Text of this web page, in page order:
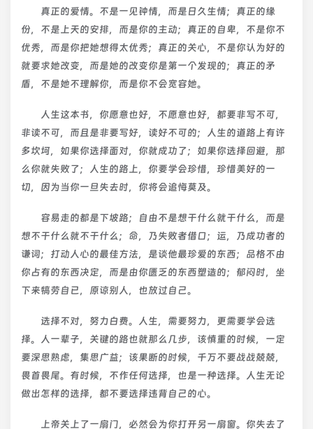
真正的爱情。不是一见钟情，而是日久生情；真正的缘
份，不是上天的安排，而是你的主动；真正的自卑，不是你不
优秀，而是你把她想得太优秀；真正的关心，不是你认为好的
就要求她改变，而是她的改变你是第一个发现的；真正的矛
盾，不是她不理解你，而是你不会宽容她。
人生这本书，你愿意也好，不愿意也好，都要非写不可，
非读不可，而且是非要写好，读好不可的；人生的道路上有许
多坎坷，如果你选择面对，你就成功了；如果你选择回避，那
么你就失败了；人生的路上，你要学会珍惜，珍惜美好的一
切，因为当你一旦失去时，你将会追悔莫及。
容易走的都是下坡路；自由不是想干什么就干什么，而是
想不干什么就不干什么；命，乃失败者借口；运，乃成功者的
谦词；打动人心的最佳方法，是谈他最珍爱的东西；品格不由
你占有的东西决定，而是由你匮乏的东西塑造的；郁闷时，坐
下来犒劳自已，原谅别人，也放过自己。
选择不对，努力白费。人生，需要努力，更需要学会选
择。人一辈子，关键的路也就那么几步，该慎重的时候，一定
要深思熟虑，集思广益；该果断的时候，千万不要战战兢兢，
畏首畏尾。有时候，不作任何选择，也是一种选择。人生无论
做出怎样的选择，都不要选择违背自己的心。
上帝关上了一扇门，必然会为你打开另一扇窗。你失去了